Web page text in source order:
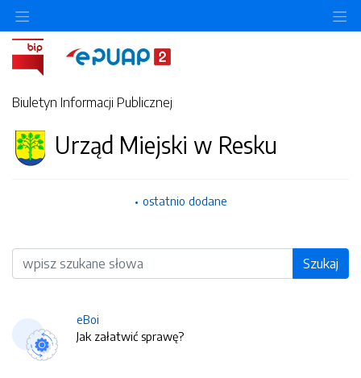
Biuletyn Informacji Publicznej
Urząd Miejski w Resku
ostatnio dodane
Wyszukiwarka Szukaj
eBoi
Jak załatwić sprawę?